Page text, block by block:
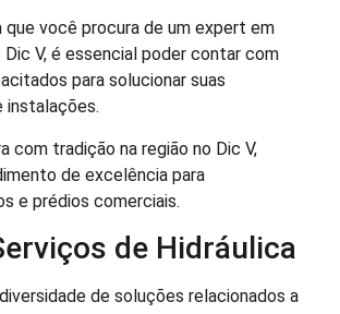
que você procura de um expert em
V, é essencial poder contar com
para solucionar suas
instalações.
com tradição na região no Dic V,
de excelência para
e prédios comerciais.
de Hidráulica
de soluções relacionados a